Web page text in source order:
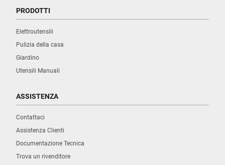
PRODOTTI
Elettroutensili
Pulizia della casa
Giardino
Utensili Manuali
ASSISTENZA
Contattaci
Assistenza Clienti
Documentazione Tecnica
Trova un rivenditore